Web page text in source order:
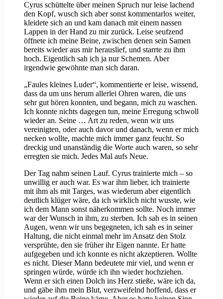
Cyrus schüttelte über meinen Spruch nur leise lachend
den Kopf, wusch sich aber sonst kommentarlos weiter,
kleidete sich an und kam danach mit einem nassen
Lappen in der Hand zu mir zurück. Leise seufzend
öffnete ich meine Beine, zwischen denen sein Samen
bereits wieder aus mir herauslief, und starrte zu ihm
hoch. Eigentlich sah ich ja nur Schemen. Aber
irgendwie gewöhnte man sich daran.
„Faules kleines Luder“, kommentierte er leise, wissend,
dass da um uns herum allerlei Ohren waren, die uns
sehr gut hören konnten, und begann, mich zu waschen.
Ich konnte nichts dagegen tun, meine Erregung schwoll
wieder an. Seine … Art zu reden, wenn wir uns
vereinigten, oder auch davor und danach, wenn er mich
necken wollte, machte mich immer ganz feucht. So
dreckig und unanständig die Worte auch waren, so sehr
erregten sie mich. Jedes Mal aufs Neue.
Der Tag nahm seinen Lauf. Cyrus trainierte mich – so
unwillig er auch war. Es war ihm lieber, ich trainierte
mit ihm als mit Targes, was wiederum aber eigentlich
deutlich klüger wäre, da ich wirklich nicht wusste, wie
ich dem Mann sonst näherkommen sollte. Noch immer
war der Wunsch in ihm, zu sterben. Ich sah es in seinen
Augen, wenn wir uns begegneten, ich sah es in seiner
Haltung, die nicht einmal mehr im Ansatz den Stolz
versprühte, den sie früher ihr Eigen nannte. Er hatte
aufgegeben und ich konnte es nicht akzeptieren. Wollte
es nicht. Dieser Mann bedeutete mir viel, und wenn er
springen würde, würde ich ihn wieder hochziehen.
Wenn er sich einen Dolch ins Herz stieße, wäre ich da,
und gäbe ihm mein Blut, verzweifelnd hoffend, dass er